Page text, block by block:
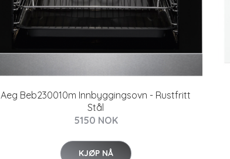
Aeg Beb230010m Innbyggingsovn - Rustfritt
Stål
5150 NOK
KJØP NÅ